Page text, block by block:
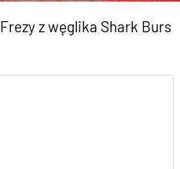
Frezy z węglika Shark Burs